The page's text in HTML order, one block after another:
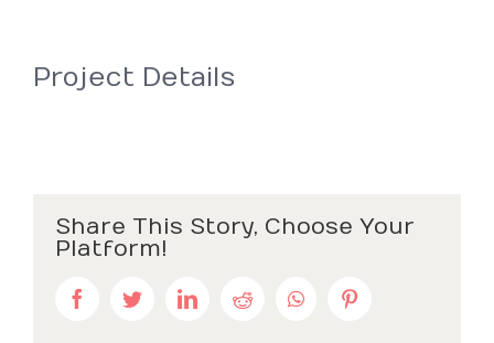
Project Details
Share This Story, Choose Your
Platform!
FacebookTwitterLinkedInRedditWhatsApp